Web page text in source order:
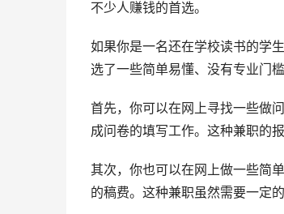
不少人赚钱的首选。
如果你是一名还在学校读书的学
选了一些简单易懂、没有专业门
首先，你可以在网上寻找一些做
成问卷的填写工作。这种兼职的
其次，你也可以在网上做一些简
的稿费。这种兼职虽然需要一定